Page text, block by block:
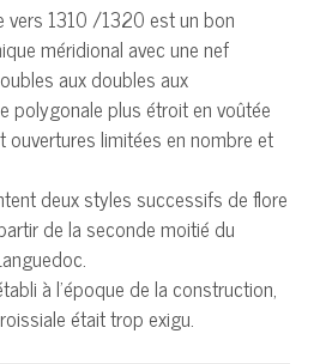
vers 1310 /1320 est un bon
méridional avec une nef
aux doubles aux
polygonale plus étroit en voûtée
ouvertures limitées en nombre et
deux styles successifs de flore
de la seconde moitié du
à l’époque de la construction,
était trop exigu.